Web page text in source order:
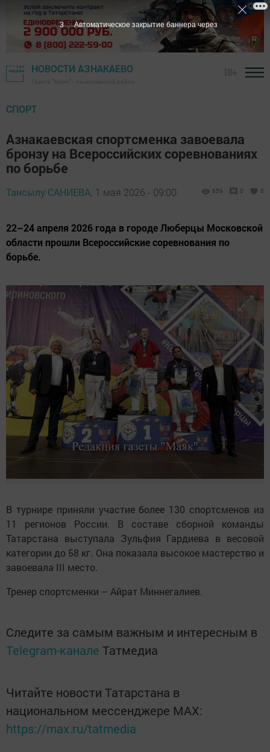
НОВОСТИ АЗНАКАЕВО
СПОРТ
Азнакаевская спортсменка завоевала
бронзу на Всероссийских соревнованиях
по борьбе
Тансылу САНИЕВА, 1 мая 2026 - 09:00 659 0 0
22–24 апреля 2026 года в городе Люберцы Московской
области прошли Всероссийские соревнования по
борьбе.
В турнире приняли участие более 130 спортсменов из
11 регионов России. В составе сборной команды
Татарстана выступала Зульфия Гардиева в весовой
категории до 58 кг. Она показала высокое мастерство и
завоевала III место.
Тренер спортсменки – Айрат Миннегалиев.
Следите за самым важным и интересным в
Telegram-канале Татмедиа
Читайте новости Татарстана в
национальном мессенджере MАХ:
https://max.ru/tatmedia
1 Автоматическое закрытие баннера через